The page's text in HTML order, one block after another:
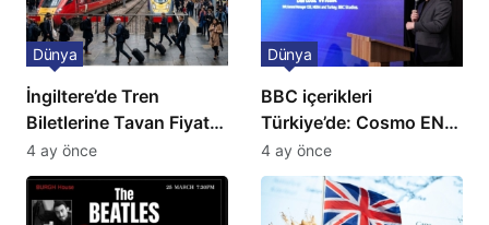
İngiltere’de Tren
Biletlerine Tavan Fiyat:
Ulaşımda Yeni
Düzenleme
Dünya
4 ay önce
BBC içerikleri
Türkiye’de: Cosmo EN
ve BBC Player yayında
Dünya
4 ay önce